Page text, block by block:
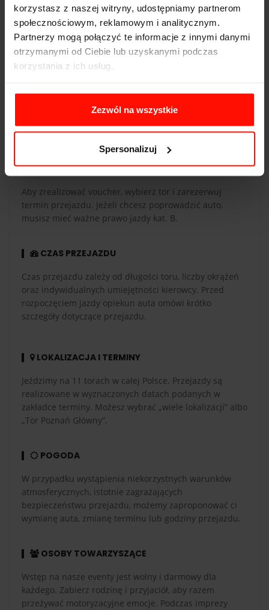
korzystasz z naszej witryny, udostępniamy partnerom
społecznościowym, reklamowym i analitycznym.
Partnerzy mogą połączyć te informacje z innymi danymi
otrzymanymi od Ciebie lub uzyskanymi podczas
korzystania z ich usług.
Zezwól na wszystkie
Spersonalizuj
WAŻNOŚĆ
Voucher jest ważny 365 dni od daty zakupu. Voucher
opłacony kartą podarunkową ma taką samą ważność co
października.
REALIZACJA
Aby zrealizować voucher, wybierz tor i zarezerwuj
termin przejazdu. Jeżeli chcesz poprowadzić auto,
musisz mieć ważne prawo jazdy kat. B.
CZAS PRZEJAZDU
Czas przejazdu zależy od długości toru, liczby okrążeń
oraz indywidualnych umiejętności kierowcy. Przed
rozpoczęciem jazdy opiekun auta omówi krótko
szczegóły dotyczące przejazdu.
LOKALIZACJA I TERMINY
Jeździmy na 11 torach w całej Polsce. Przejazdy są
realizowane w wyznaczonych datach podanych w
zakładce terminy. Możesz wybrać „wiele lokalizacji” albo
„Tor Poznań Główny”.
POGODA
W przypadku wystąpienia niekorzystnych warunków
atmosferycznych, istotnie zagrażających
bezpieczeństwu przejazdu, możemy zaproponować ci
wymianę auta, zmianę terminu lub godziny przejazdu.
OSOBY TOWARZYSZĄCE
Wstęp na nasze eventy jest wolny i darmowy dla
każdego. Zabierz rodzinę i przyjaciół, aby razem
przeżywać motoryzacyjne emocje. Podczas imprezy